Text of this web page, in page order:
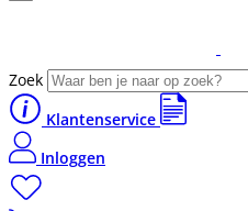
Zoek
Klantenservice
Inloggen